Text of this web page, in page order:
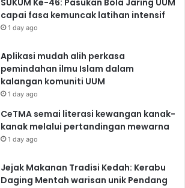
SUKUM Ke-46: Pasukan Bola Jaring UUM
capai fasa kemuncak latihan intensif
1 day ago
Aplikasi mudah alih perkasa
pemindahan ilmu Islam dalam
kalangan komuniti UUM
1 day ago
CeTMA semai literasi kewangan kanak-
kanak melalui pertandingan mewarna
1 day ago
Jejak Makanan Tradisi Kedah: Kerabu
Daging Mentah warisan unik Pendang